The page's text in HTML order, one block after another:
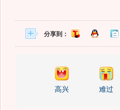
分享到：
高兴 难过